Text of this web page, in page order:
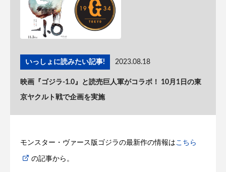
いっしょに読みたい記事! 2023.08.18
映画『ゴジラ-1.0』と読売巨人軍がコラボ！ 10月1日の東
京ヤクルト戦で企画を実施
モンスター・ヴァース版ゴジラの最新作の情報は こちら
の記事から。